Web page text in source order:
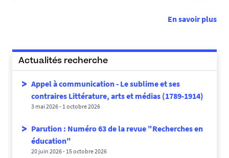
En savoir plus
Actualités recherche
Appel à communication - Le sublime et ses
contraires Littérature, arts et médias (1789-1914)
3 mai 2026- 1 octobre 2026
Parution : Numéro 63 de la revue "Recherches en
éducation"
20 juin 2026- 15 octobre 2026